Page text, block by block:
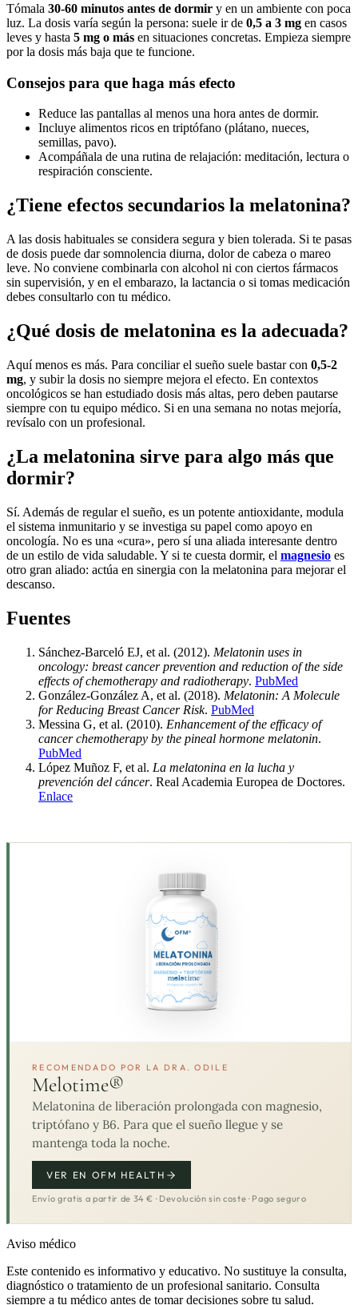
Tómala 30-60 minutos antes de dormir y en un ambiente con poca
luz. La dosis varía según la persona: suele ir de 0,5 a 3 mg en casos
leves y hasta 5 mg o más en situaciones concretas. Empieza siempre
por la dosis más baja que te funcione.
Consejos para que haga más efecto
Reduce las pantallas al menos una hora antes de dormir.
Incluye alimentos ricos en triptófano (plátano, nueces,
semillas, pavo).
Acompáñala de una rutina de relajación: meditación, lectura o
respiración consciente.
¿Tiene efectos secundarios la melatonina?
A las dosis habituales se considera segura y bien tolerada. Si te pasas
de dosis puede dar somnolencia diurna, dolor de cabeza o mareo
leve. No conviene combinarla con alcohol ni con ciertos fármacos
sin supervisión, y en el embarazo, la lactancia o si tomas medicación
debes consultarlo con tu médico.
¿Qué dosis de melatonina es la adecuada?
Aquí menos es más. Para conciliar el sueño suele bastar con 0,5-2
mg, y subir la dosis no siempre mejora el efecto. En contextos
oncológicos se han estudiado dosis más altas, pero deben pautarse
siempre con tu equipo médico. Si en una semana no notas mejoría,
revísalo con un profesional.
¿La melatonina sirve para algo más que
dormir?
Sí. Además de regular el sueño, es un potente antioxidante, modula
el sistema inmunitario y se investiga su papel como apoyo en
oncología. No es una «cura», pero sí una aliada interesante dentro
de un estilo de vida saludable. Y si te cuesta dormir, el magnesio es
otro gran aliado: actúa en sinergia con la melatonina para mejorar el
descanso.
Fuentes
Sánchez-Barceló EJ, et al. (2012). Melatonin uses in
oncology: breast cancer prevention and reduction of the side
effects of chemotherapy and radiotherapy. PubMed
González-González A, et al. (2018). Melatonin: A Molecule
for Reducing Breast Cancer Risk. PubMed
Messina G, et al. (2010). Enhancement of the efficacy of
cancer chemotherapy by the pineal hormone melatonin.
PubMed
López Muñoz F, et al. La melatonina en la lucha y
prevención del cáncer. Real Academia Europea de Doctores.
Enlace
RECOMENDADO POR LA DRA. ODILE
Melotime®
Melatonina de liberación prolongada con magnesio,
triptófano y B6. Para que el sueño llegue y se
mantenga toda la noche.
VER EN OFM HEALTH
Envío gratis a partir de 34 € · Devolución sin coste · Pago seguro
Aviso médico
Este contenido es informativo y educativo. No sustituye la consulta,
diagnóstico o tratamiento de un profesional sanitario. Consulta
siempre a tu médico antes de tomar decisiones sobre tu salud.